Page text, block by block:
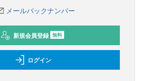
メールバックナンバー
新規会員登録 無料
ログイン